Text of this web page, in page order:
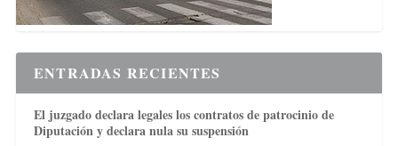
ENTRADAS RECIENTES
El juzgado declara legales los contratos de patrocinio de
Diputación y declara nula su suspensión